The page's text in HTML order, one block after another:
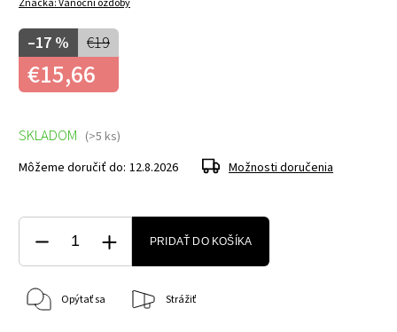
Značka:Vánoční ozdoby
€19
–17 %
€15,66
SKLADOM (>5 ks)
Môžeme doručiť do: 12.8.2026 Možnosti doručenia
PRIDAŤ DO KOŠÍKA
Opýtať sa Strážiť